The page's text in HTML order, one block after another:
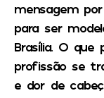
mensagem
para ser
Brasília. O que
profissão se
e dor de